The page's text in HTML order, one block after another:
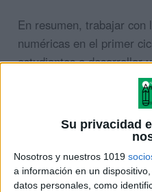
Su privacidad
Nosotros y nuestros 1019
a información en un
datos personales, como
En resumen, trabajar
numéricas en el primer
estudiantes a desarrollar
matemáticas y mejora
áreas, como la lectura y
problemas y pensamiento
ÚNETE A NUESTRO